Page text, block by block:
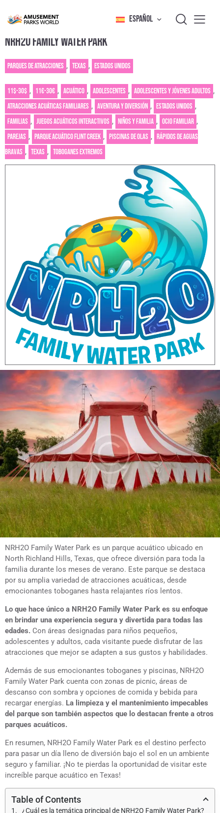
ESPAÑOL
NRH2O FAMILY WATER PARK
Parques de atracciones , Texas , Estados Unidos
11$-30$ , 11€-30€ , Acuático , Adolescentes , Adolescentes y jóvenes adultos ,
Atracciones acuáticas familiares , Aventura y diversión , Estados Unidos ,
Familias , Juegos acuáticos interactivos , Niños y familia , Ocio familiar ,
Parejas , Parque acuático Flint Creek , Piscinas de olas , Rápidos de aguas
bravas , Texas , Toboganes extremos
NRH2O Family Water Park es un parque acuático ubicado en
North Richland Hills, Texas, que ofrece diversión para toda la
familia durante los meses de verano. Este parque se destaca
por su amplia variedad de atracciones acuáticas, desde
emocionantes toboganes hasta relajantes ríos lentos.
Lo que hace único a NRH2O Family Water Park es su enfoque
en brindar una experiencia segura y divertida para todas las
edades. Con áreas designadas para niños pequeños,
adolescentes y adultos, cada visitante puede disfrutar de las
atracciones que mejor se adapten a sus gustos y habilidades.
Además de sus emocionantes toboganes y piscinas, NRH2O
Family Water Park cuenta con zonas de picnic, áreas de
descanso con sombra y opciones de comida y bebida para
recargar energías. La limpieza y el mantenimiento impecables
del parque son también aspectos que lo destacan frente a otros
parques acuáticos.
En resumen, NRH2O Family Water Park es el destino perfecto
para pasar un día lleno de diversión bajo el sol en un ambiente
seguro y familiar. ¡No te pierdas la oportunidad de visitar este
increíble parque acuático en Texas!
Table of Contents
¿Cuál es la temática principal de NRH2O Family Water Park?